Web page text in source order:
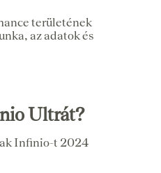
területének
az adatok és
Ultrát?
Infinio-t 2024